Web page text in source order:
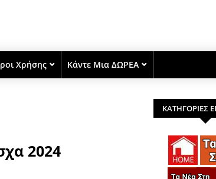
Χρήσης Κάντε Μια ΔΩΡΕΑ
2024
ΚΑΤΗΓΟΡΙΕΣ